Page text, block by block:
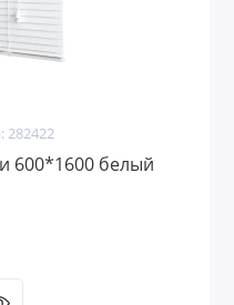
282422
600*1600 белый